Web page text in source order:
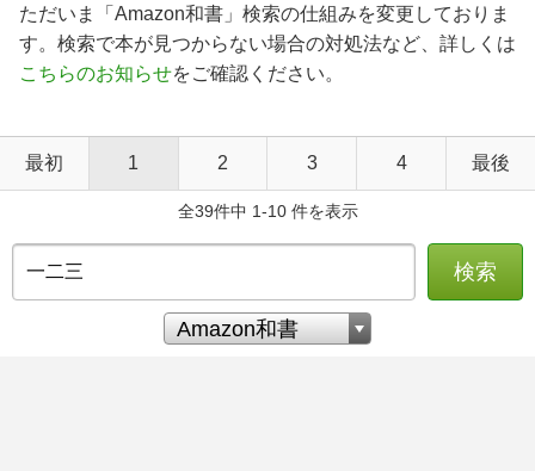
ただいま「Amazon和書」検索の仕組みを変更しておりま
す。検索で本が見つからない場合の対処法など、詳しくは
こちらのお知らせをご確認ください。
最初 1 2 3 4 最後
全39件中 1-10 件を表示
検索